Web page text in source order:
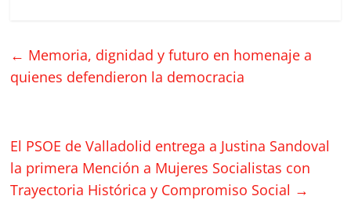
← Memoria, dignidad y futuro en homenaje a
quienes defendieron la democracia
El PSOE de Valladolid entrega a Justina Sandoval
la primera Mención a Mujeres Socialistas con
Trayectoria Histórica y Compromiso Social →